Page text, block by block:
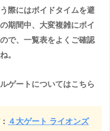
際にはボイドタイムを避
期間中、大変複雑にボイ
で、一覧表をよくご確認
。
ゲートについてはこちら
４大ゲート ライオンズ